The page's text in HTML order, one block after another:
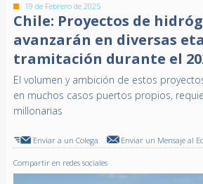
19 de Febrero de 2025
Chile: Proyectos de
avanzarán en diversas
tramitación durante el
El volumen y ambición de estos
en muchos casos puertos propios,
millonarias
Enviar a un Colega Enviar un Mensaje al
Compartir en redes sociales